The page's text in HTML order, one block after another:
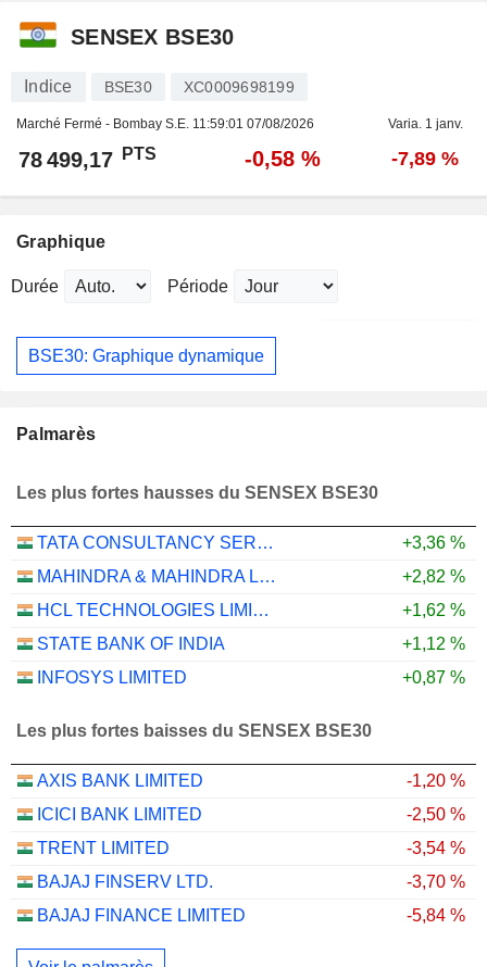
SENSEX BSE30
Indice BSE30 XC0009698199
Marché Fermé - Bombay S.E. 11:59:01 07/08/2026 Varia. 1 janv.
78 499,17 PTS -0,58 % -7,89 %
Graphique
Durée Période
BSE30: Graphique dynamique
Palmarès
Les plus fortes hausses du SENSEX BSE30
TATA CONSULTANCY SERVICES LTD.
+3,36 %
MAHINDRA & MAHINDRA LIMITED
+2,82 %
HCL TECHNOLOGIES LIMITED
+1,62 %
STATE BANK OF INDIA
+1,12 %
INFOSYS LIMITED
+0,87 %
Les plus fortes baisses du SENSEX BSE30
AXIS BANK LIMITED
-1,20 %
ICICI BANK LIMITED
-2,50 %
TRENT LIMITED
-3,54 %
BAJAJ FINSERV LTD.
-3,70 %
BAJAJ FINANCE LIMITED
-5,84 %